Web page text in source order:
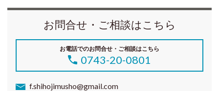
お問合せ・ご相談はこちら
お電話でのお問合せ・ご相談はこちら
0743-20-0801
f.shihojimusho@gmail.com